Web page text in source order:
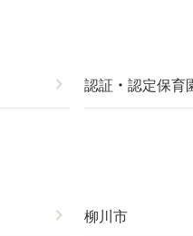
chevron_right 認証・認定保育
chevron_right 柳川市